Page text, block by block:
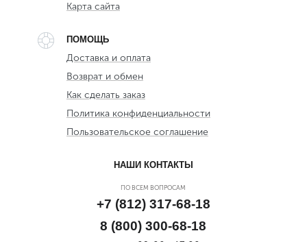
Карта сайта
ПОМОЩЬ
Доставка и оплата
Возврат и обмен
Как сделать заказ
Политика конфиденциальности
Пользовательское соглашение
НАШИ КОНТАКТЫ
ПО ВСЕМ ВОПРОСАМ
+7 (812) 317-68-18
8 (800) 300-68-18